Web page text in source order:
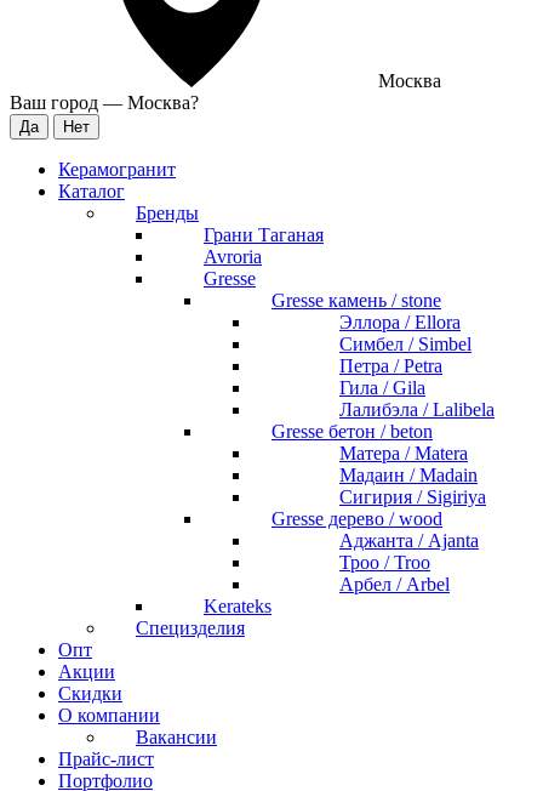
Москва
Ваш город — Москва?
Керамогранит
Каталог
Бренды
Грани Таганая
Avroria
Gresse
Gresse камень / stone
Эллора / Ellora
Симбел / Simbel
Петра / Petra
Гила / Gila
Лалибэла / Lalibela
Gresse бетон / beton
Матера / Matera
Мадаин / Madain
Сигирия / Sigiriya
Gresse дерево / wood
Аджанта / Ajanta
Троо / Troo
Арбел / Arbel
Kerateks
Специзделия
Опт
Акции
Скидки
О компании
Вакансии
Прайс-лист
Портфолио